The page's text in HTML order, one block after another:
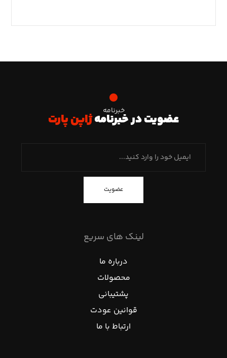
خبرنامه
عضویت در خبرنامهژاپن پارت
عضویت
لینک های سریع
درباره ما
محصولات
پشتیبانی
قوانین عودت
ارتباط با ما